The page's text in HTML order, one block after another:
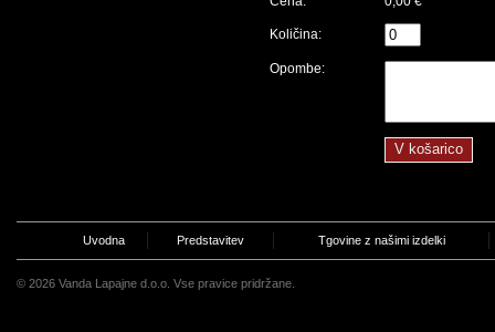
Količina:
Opombe:
Uvodna Predstavitev Tgovine z našimi izdelki
© 2026 Vanda Lapajne d.o.o. Vse pravice pridržane.